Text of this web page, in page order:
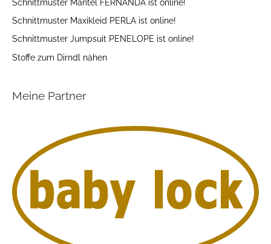
Schnittmuster Mantel FERNANDA ist online!
Schnittmuster Maxikleid PERLA ist online!
Schnittmuster Jumpsuit PENELOPE ist online!
Stoffe zum Dirndl nähen
Meine Partner